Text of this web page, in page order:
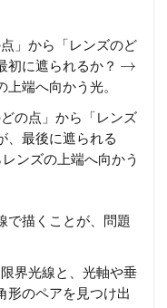
」から「レンズのど
初に遮られるか？ →
端へ向かう光。
の点」から「レンズ
、最後に遮られる
ンズの上端へ向かう
で描くことが、問題
界光線と、光軸や垂
形のペアを見つけ出